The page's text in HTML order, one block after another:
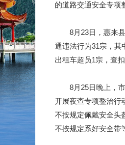
的道路交通安全专项
8月23日，惠来
通违法行为31宗，其
出租车超员1宗，查
8月25日晚上，
开展夜查专项整治行
不按规定佩戴安全头
不按规定系好安全带